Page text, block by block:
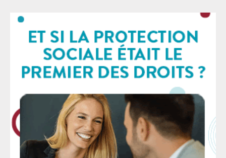
légalité des tirs et inverse la charge de la preuve :
l’usage de leur arme à feu par les forces de l’ordre
sera considéré, a priori, comme étant légal, c’est-à-
dire nécessaire et proportionné. Il appartiendra au
procureur – en pratique aux familles des victimes – de
démontrer que le tir mortel n’était pas justifié. Ce
texte s’inscrit dans le bilan déjà alarmant de la loi
Cazeneuve de 2017 et la création de l’article L.435-1 du
Code de la sécurité intérieure : elle autorise les
policiers à utiliser leur arme dès lors qu’ils estiment
que les occupants d’un véhicule sont susceptibles
d’être dangereux — ce qui laisse les agents seuls